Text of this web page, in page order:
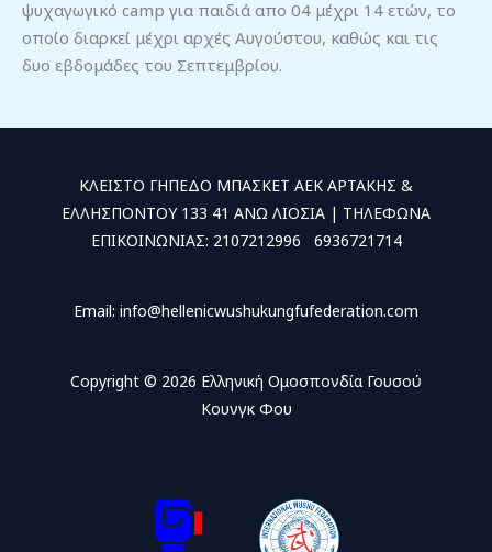
ψυχαγωγικό camp για παιδιά απο 04 μέχρι 14 ετών, το
οποίο διαρκεί μέχρι αρχές Αυγούστου, καθώς και τις
δυο εβδομάδες του Σεπτεμβρίου.
ΚΛΕΙΣΤΟ ΓΗΠΕΔΟ ΜΠΑΣΚΕΤ ΑΕΚ ΑΡΤΑΚΗΣ &
ΕΛΛΗΣΠΟΝΤΟΥ 133 41 ΑΝΩ ΛΙΟΣΙΑ | ΤΗΛΕΦΩΝΑ
ΕΠΙΚΟΙΝΩΝΙΑΣ: 2107212996 6936721714
Email: info@hellenicwushukungfufederation.com
Copyright © 2026 Ελληνική Ομοσπονδία Γουσού
Κουνγκ Φου